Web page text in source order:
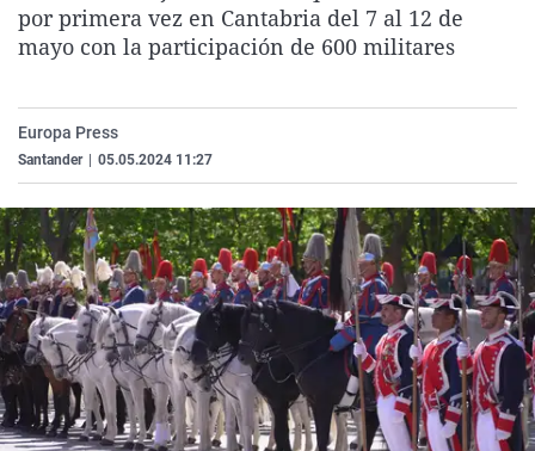
La rosa de los vientos
Gente viajera
Como el perro y el
Caso
Retornados
Equipo de
Extremadura
Galicia
La Rioja
País Vasco
Virales
Televisión
Elecciones
por primera vez en Cantabria del 7 al 12 de
mayo con la participación de 600 militares
Europa Press
Santander 05.05.2024 11:27